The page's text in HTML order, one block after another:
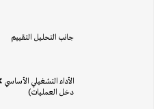
جانب التحليل التقييم
دخل العمليات)